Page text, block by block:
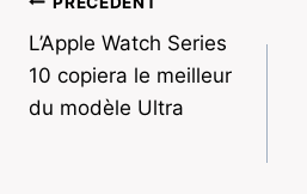
Navigation
de
l’article
L’Apple Watch Series
10 copiera le meilleur
du modèle Ultra